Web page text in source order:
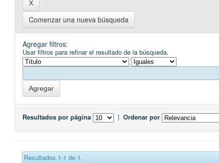
Comenzar una nueva búsqueda
Agregar filtros:
Usar filtros para refinar el resultado de la búsqueda.
Resultados por página | Ordenar por
Resultados 1-1 de 1.